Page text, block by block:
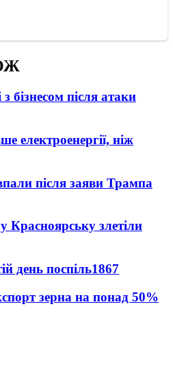
бізнесом після атаки
електроенергії, ніж
після заяви Трампа
у Красноярську злетіли
день поспіль1867
зерна на понад 50%